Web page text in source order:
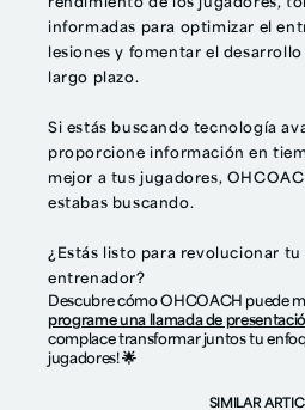
rendimiento de los jugadores,
informadas para optimizar el
lesiones y fomentar el
largo plazo.
Si estás buscando tecnología
proporcione información en
mejor a tus jugadores,
estabas buscando.
¿Estás listo para revolucionar
entrenador?
Descubre cómo OHCOACH puede
programe una llamada de
complace transformar juntos tu
jugadores! 🌟
SIMILAR